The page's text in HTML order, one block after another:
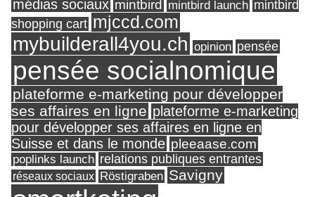
médias sociaux mintbird mintbird launch mintbird
shopping cart mjccd.com
mybuilderall4you.ch opinion pensée
pensée socialnomique
plateforme e-marketing pour développer
ses affaires en ligne plateforme e-marketing
pour développer ses affaires en ligne en
Suisse et dans le monde pleeaase.com
poplinks launch relations publiques entrantes
réseaux sociaux Röstigraben Savigny